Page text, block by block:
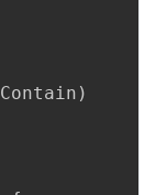
Contain )